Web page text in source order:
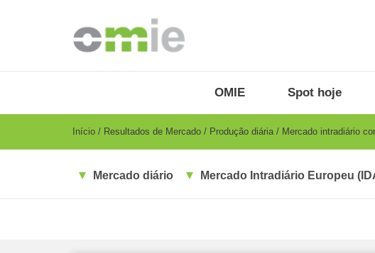
PT
OMIE Spot hoje
Breadcrumb
Início Resultados de Mercado Produção diária Mercado intradiário
Mercado diário Mercado Intradiário Europeu